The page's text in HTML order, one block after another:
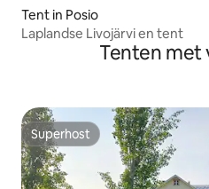
Tent in Posio
Laplandse Livojärvi en tent
Tenten met
Superhost
Superhost